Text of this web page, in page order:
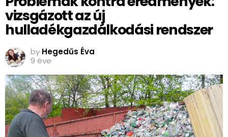
vizsgázott az új
hulladékgazdálkodási rendszer
by Hegedűs Éva
9 éve